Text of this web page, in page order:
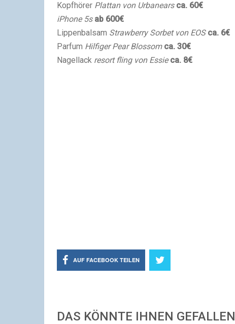
Kopfhörer Plattan von Urbanears ca. 60€
iPhone 5s ab 600€
Lippenbalsam Strawberry Sorbet von EOS ca. 6€
Parfum Hilfiger Pear Blossom ca. 30€
Nagellack resort fling von Essie ca. 8€
AUF FACEBOOK TEILEN
DAS KÖNNTE IHNEN GEFALLEN